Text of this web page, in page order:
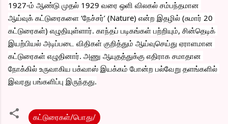
1927-ம் ஆண்டு முதல் 1929 வரை ஒளி விலகல் சம்பந்தமான
ஆய்வுக் கட்டுரைகளை ‘நேச்சர்’ (Nature) என்ற இதழில் (சுமார் 20
கட்டுரைகள்) எழுதியுள்ளார். காந்தப் படிகங்கள் பற்றியும், சின்தெடிக்
இயற்பியல் அடிப்படை விதிகள் குறித்தும் ஆய்வுசெய்து ஏராளமான
கட்டுரைகள் எழுதினார். அணு ஆயுதத்துக்கு எதிராக சமாதான
நோக்கில் உருவாகிய பக்வாஸ் இயக்கம் போன்ற பல்வேறு தளங்களில்
இவரது பங்களிப்பு இருந்தது.
கட்டுரைகள்/பொது/